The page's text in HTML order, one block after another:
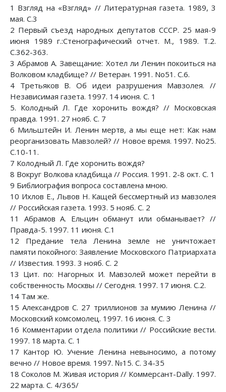
1 Взгляд на «Взгляд» // Литературная газета. 1989, 3
мая. С.3
2 Первый съезд народных депутатов СССР. 25 мая-9
июня 1989 г.:Стенографический отчет. М., 1989. Т.2.
С.362-363.
3 Абрамов А. Завещание: Xотел ли Ленин покоиться на
Волковом кладбище? // Ветеран. 1991. No51. С.6.
4 Третьяков В. Об идеи разрушения Мавзолея. //
Независимая газета. 1997. 14 июня. С. 1
5. Колодный Л. Где хоронить вождя? // Московская
правда. 1991. 27 нояб. С. 7
6 Мильштейн И. Ленин мертв, а мы еще нет: Как нам
реорганизовать Мавзолей? // Новое время. 1997. No25.
С.10-11.
7 Колодный Л. Где хоронить вождя?
8 Вокруг Волкова кладбища // Россия. 1991. 2-8 окт. С. 1
9 Библиография вопроса составлена мною.
10 Ихлов Е., Львов Н. Кащей бессмертный из мавзолея
// Российская газета. 1993. 5 нояб. С. 2
11 Абрамов А. Ельцин обманут или обманывает? //
Правда-5. 1997. 11 июня. С.1
12 Предание тела Ленина земле не уничтожает
памяти покойного: Заявление Московского Патриархата
// Известия. 1993. 3 нояб. С. 2
13 Цит. по: Нагорных И. Мавзолей может перейти в
собственность Москвы // Сегодня. 1997. 17 июня. С.2.
14 Там же.
15 Александров С. 27 триллионов за мумию Ленина //
Московский комсомолец. 1997. 16 июня. С. 3
16 Комментарии отдела политики // Российские вести.
1997. 18 марта. С. 1
17 Кантор Ю. Учение Ленина невыносимо, а потому
вечно // Новое время. 1997. №15. С. 34-35
18 Соколов М. Живая история // Коммерсант-Dally. 1997.
22 марта. С. 4/365/